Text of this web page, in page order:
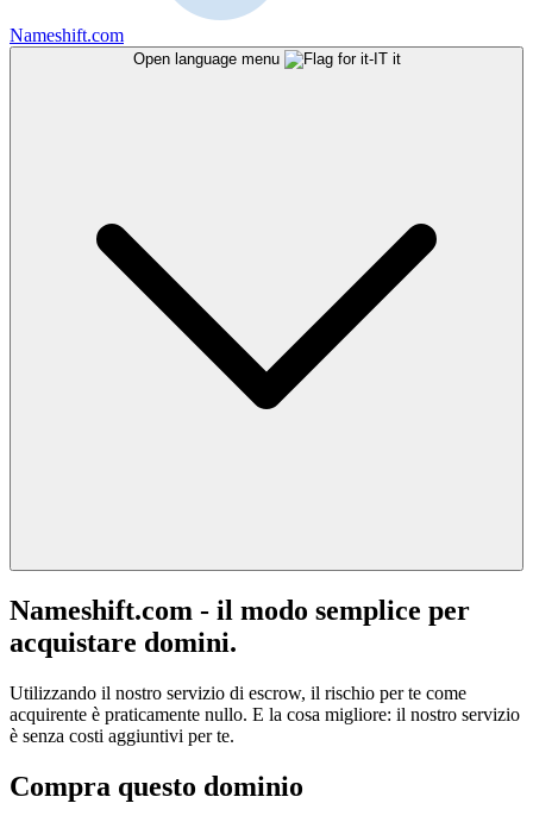
Nameshift.com
Open language menu it
Nameshift.com - il modo semplice per
acquistare domini.
Utilizzando il nostro servizio di escrow, il rischio per te come
acquirente è praticamente nullo. E la cosa migliore: il nostro servizio
è senza costi aggiuntivi per te.
Compra questo dominio